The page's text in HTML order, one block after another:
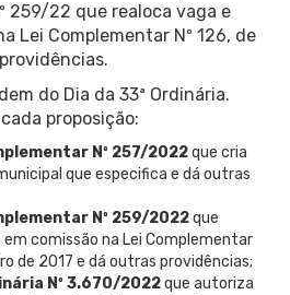
259/22 que realoca vaga e
Lei Complementar Nº 126, de
do Dia da 33ª Ordinária.
proposição:
Nº 257/2022que cria
que especifica e dá outras
Nº 259/2022que
comissão na Lei Complementar
de 2017 e dá outras providências;
Nº 3.670/2022que autoriza